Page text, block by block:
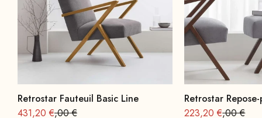
Retrostar Fauteuil Basic Line
Offre à partir de
431,20 €Prix normal : 539
,00 €
Retrostar
Offre à partir de
223,20 €Prix
,00 €